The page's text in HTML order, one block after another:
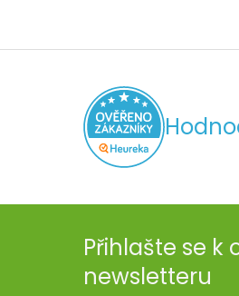
Přihlašte se k
newsletteru